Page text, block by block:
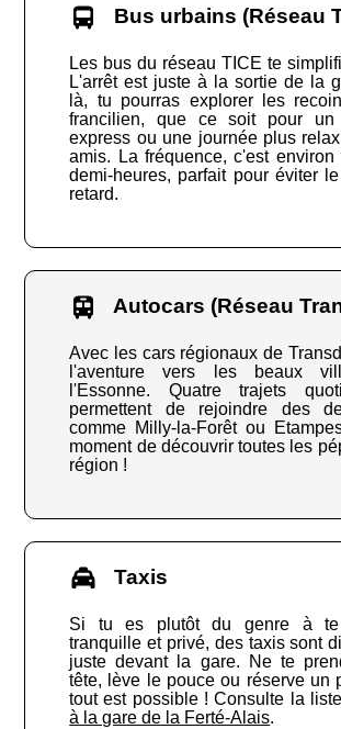
Bus urbains (Réseau
Les bus du réseau TICE te
L'arrêt est juste à la sortie de la
là, tu pourras explorer les
francilien, que ce soit pour un
express ou une journée plus
amis. La fréquence, c'est environ
demi-heures, parfait pour éviter
retard.
Autocars (Réseau
Avec les cars régionaux de
l'aventure vers les beaux
l'Essonne. Quatre trajets
permettent de rejoindre des
comme Milly-la-Forêt ou
moment de découvrir toutes les
région !
Taxis
Si tu es plutôt du genre à
tranquille et privé, des taxis sont
juste devant la gare. Ne te
tête, lève le pouce ou réserve un
tout est possible ! Consulte la
à la gare de la Ferté-Alais.